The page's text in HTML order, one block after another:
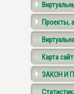
Проекты,
Карта
ЗАКОН И